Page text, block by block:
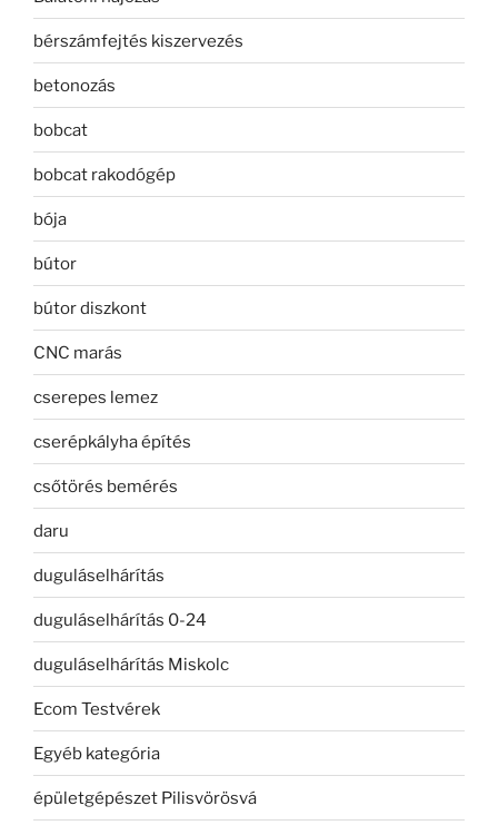
bérszámfejtés kiszervezés
betonozás
bobcat
bobcat rakodógép
bója
bútor
bútor diszkont
CNC marás
cserepes lemez
cserépkályha építés
csőtörés bemérés
daru
duguláselhárítás
duguláselhárítás 0-24
duguláselhárítás Miskolc
Ecom Testvérek
Egyéb kategória
épületgépészet Pilisvörösvá